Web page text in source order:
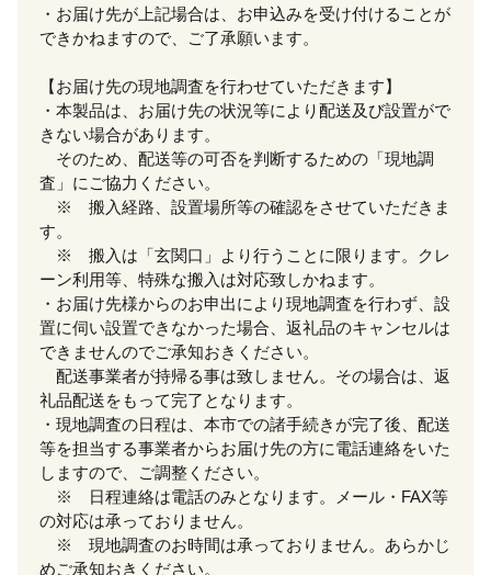
・お届け先が上記場合は、お申込みを受け付けることが
できかねますので、ご了承願います。
【お届け先の現地調査を行わせていただきます】
・本製品は、お届け先の状況等により配送及び設置がで
きない場合があります。
そのため、配送等の可否を判断するための「現地調
査」にご協力ください。
※ 搬入経路、設置場所等の確認をさせていただきま
す。
※ 搬入は「玄関口」より行うことに限ります。クレ
ーン利用等、特殊な搬入は対応致しかねます。
・お届け先様からのお申出により現地調査を行わず、設
置に伺い設置できなかった場合、返礼品のキャンセルは
できませんのでご承知おきください。
配送事業者が持帰る事は致しません。その場合は、返
礼品配送をもって完了となります。
・現地調査の日程は、本市での諸手続きが完了後、配送
等を担当する事業者からお届け先の方に電話連絡をいた
しますので、ご調整ください。
※ 日程連絡は電話のみとなります。メール・FAX等
の対応は承っておりません。
※ 現地調査のお時間は承っておりません。あらかじ
めご承知おきください。